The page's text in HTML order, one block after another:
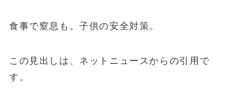
食事で窒息も。子供の安全対策。
この見出しは、ネットニュースからの引用で
す。